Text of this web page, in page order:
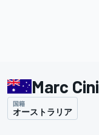
Marc Cini
国籍
オーストラリア